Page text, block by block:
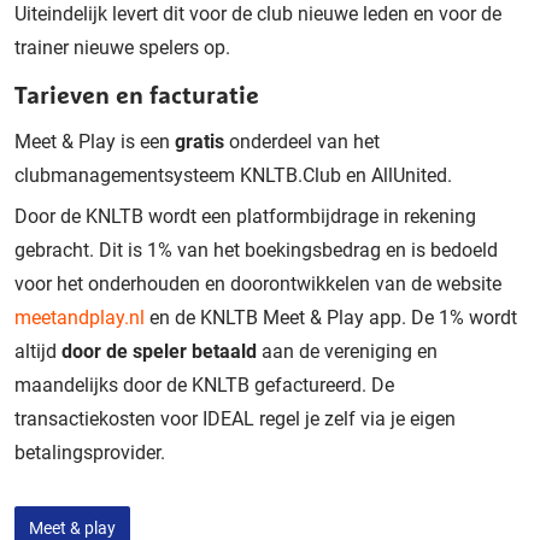
Uiteindelijk levert dit voor de club nieuwe leden en voor de
trainer nieuwe spelers op.
Tarieven en facturatie
Meet & Play is een gratis onderdeel van het
clubmanagementsysteem KNLTB.Club en AllUnited.
Door de KNLTB wordt een platformbijdrage in rekening
gebracht. Dit is 1% van het boekingsbedrag en is bedoeld
voor het onderhouden en doorontwikkelen van de website
meetandplay.nl en de KNLTB Meet & Play app. De 1% wordt
altijd door de speler betaald aan de vereniging en
maandelijks door de KNLTB gefactureerd. De
transactiekosten voor IDEAL regel je zelf via je eigen
betalingsprovider.
Meet & play